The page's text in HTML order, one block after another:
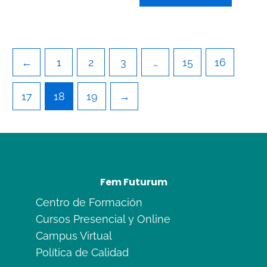
← 1 2 3 … 15 16
17 18 19 →
Fem Futurum
Centro de Formación
Cursos Presencial y Online
Campus Virtual
Política de Calidad